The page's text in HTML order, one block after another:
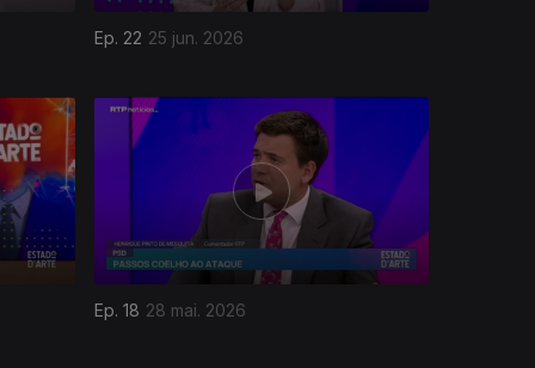
Ep. 22 25 jun. 2026
Ep. 18 28 mai. 2026